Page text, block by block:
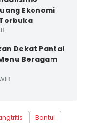
Ekonomi
Dekat Pantai
Beragam
Bantul